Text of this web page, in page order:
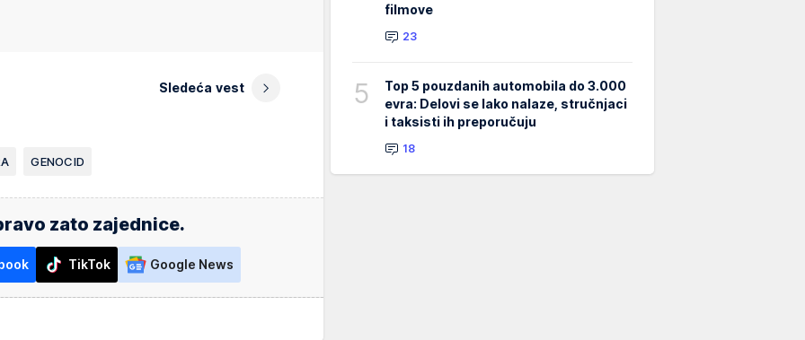
Sledeća vest
GENOCID
zato zajednice.
TikTok Google News
filmove
23
5
Top 5 pouzdanih automobila do 3.000
evra: Delovi se lako nalaze, stručnjaci
i taksisti ih preporučuju
18